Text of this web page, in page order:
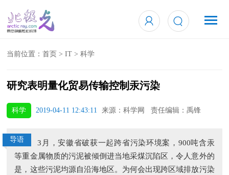
当前位置：首页 >IT >科学
研究表明量化贸易传输控制汞污染
科学 2019-04-11 12:43:11 来源：科学网 责任编辑：禹锋
导语
3月，安徽省破获一起跨省污染环境案，900吨含汞
等重金属物质的污泥被倾倒进当地采煤沉陷区，令人意外的
是，这些污泥均源自沿海地区。为何会出现跨区域排放污染